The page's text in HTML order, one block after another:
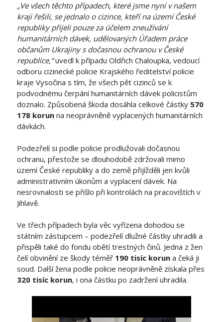
„Ve všech těchto případech, které jsme nyní v našem
kraji řešili, se jednalo o cizince, kteří na území České
republiky přijeli pouze za účelem zneužívání
humanitárních dávek, udělovaných Úřadem práce
občanům Ukrajiny s dočasnou ochranou v České
republice,“uvedl k případu Oldřich Chaloupka, vedoucí
odboru cizinecké policie Krajského ředitelství policie
kraje Vysočina s tím, že všech pět cizinců se k
podvodnému čerpání humanitárních dávek policistům
doznalo. Způsobená škoda dosáhla celkové částky 570
178 korunna neoprávněně vyplacených humanitárních
dávkách.
Podezřelí si podle policie prodlužovali dočasnou
ochranu, přestože se dlouhodobě zdržovali mimo
území České republiky a do země přijížděli jen kvůli
administrativním úkonům a vyplacení dávek. Na
nesrovnalosti se přišlo při kontrolách na pracovištích v
Jihlavě.
Ve třech případech byla věc vyřízena dohodou se
státním zástupcem – podezřelí dlužné částky uhradili a
přispěli také do fondu obětí trestných činů. Jedna z žen
čelí obvinění ze škody téměř 190 tisíc koruna čeká ji
soud. Další žena podle policie neoprávněně získala přes
320 tisíc korun, i ona částku po zadržení uhradila.